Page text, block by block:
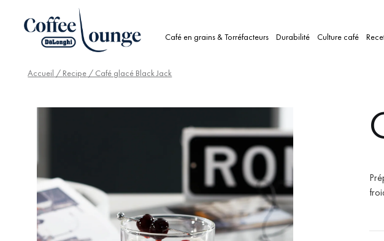
Café en grains & Torréfacteurs Durabilité Culture café
Accueil / Recipe / Café glacé Black Jack